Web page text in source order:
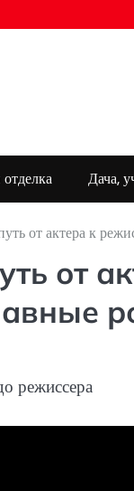
Дача,
от актера к
от